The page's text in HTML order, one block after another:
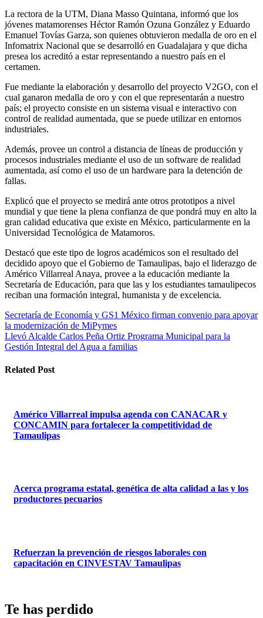
La rectora de la UTM, Diana Masso Quintana, informó que los
jóvenes matamorenses Héctor Ramón Ozuna González y Eduardo
Emanuel Tovías Garza, son quienes obtuvieron medalla de oro en el
Infomatrix Nacional que se desarrolló en Guadalajara y que dicha
presea los acreditó a estar representando a nuestro país en el
certamen.
Fue mediante la elaboración y desarrollo del proyecto V2GO, con el
cual ganaron medalla de oro y con el que representarán a nuestro
país; el proyecto consiste en un sistema visual e interactivo con
control de realidad aumentada, que se puede utilizar en entornos
industriales.
Además, provee un control a distancia de líneas de producción y
procesos industriales mediante el uso de un software de realidad
aumentada, así como el uso de un hardware para la detención de
fallas.
Explicó que el proyecto se medirá ante otros prototipos a nivel
mundial y que tiene la plena confianza de que pondrá muy en alto la
gran calidad educativa que existe en México, particularmente en la
Universidad Tecnológica de Matamoros.
Destacó que este tipo de logros académicos son el resultado del
decidido apoyo que el Gobierno de Tamaulipas, bajo el liderazgo de
Américo Villarreal Anaya, provee a la educación mediante la
Secretaría de Educación, para que las y los estudiantes tamaulipecos
reciban una formación integral, humanista y de excelencia.
Navegación
de
entradas
Secretaría de Economía y GS1 México firman convenio para apoyar
la modernización de MiPymes
Llevó Alcalde Carlos Peña Ortiz Programa Municipal para la
Gestión Integral del Agua a familias
Related Post
Américo Villarreal impulsa agenda con CANACAR y
CONCAMIN para fortalecer la competitividad de
Tamaulipas
Acerca programa estatal, genética de alta calidad a las y los
productores pecuarios
Refuerzan la prevención de riesgos laborales con
capacitación en CINVESTAV Tamaulipas
Te has perdido